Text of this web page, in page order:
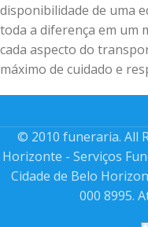
disponibilidade de uma
toda a diferença em um
cada aspecto do
máximo de cuidado e
© 2010 funeraria. All
Horizonte - Serviços
Cidade de Belo
000 8995.